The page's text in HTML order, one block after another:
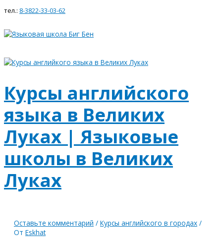
к
тел.: 8-3822-33-03-62
меню
Курсы английского
языка в Великих
Луках | Языковые
школы в Великих
Луках
Оставьте комментарий / Курсы английского в городах /
От Eskhat
английского
в
|
Языковые
в
Великих